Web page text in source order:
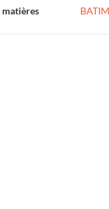
matières